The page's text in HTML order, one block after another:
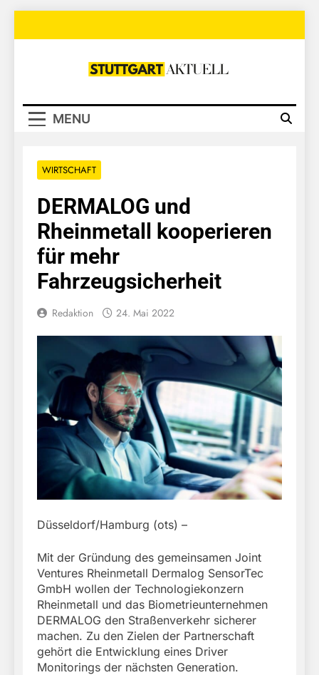
Stuttgart
MENU
WIRTSCHAFT
DERMALOG und
Rheinmetall kooperieren
für mehr
Fahrzeugsicherheit
Redaktion 24. Mai 2022
Düsseldorf/Hamburg (ots) –
Mit der Gründung des gemeinsamen Joint
Ventures Rheinmetall Dermalog SensorTec
GmbH wollen der Technologiekonzern
Rheinmetall und das Biometrieunternehmen
DERMALOG den Straßenverkehr sicherer
machen. Zu den Zielen der Partnerschaft
gehört die Entwicklung eines Driver
Monitorings der nächsten Generation.